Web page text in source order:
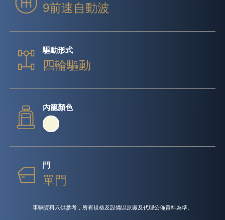
9前速自動波
驅動形式
四輪驅動
內籠顏色
門
單門
車輛資料只供參考，所有規格及設備以原廠及代理公佈資料為準。